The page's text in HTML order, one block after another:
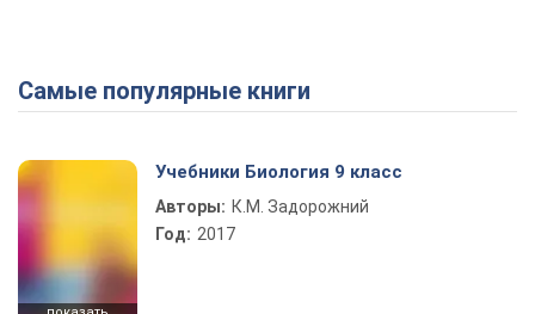
Самые популярные книги
Учебники Биология 9 класс
Авторы: К.М. Задорожний
Год: 2017